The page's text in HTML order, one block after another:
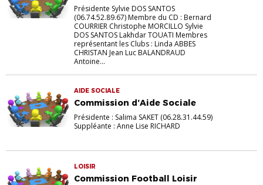
Présidente Sylvie DOS SANTOS
(06.74.52.89.67) Membre du CD : Bernard
COURRIER Christophe MORCILLO Sylvie
DOS SANTOS Lakhdar TOUATI Membres
représentant les Clubs : Linda ABBES
CHRISTAN Jean Luc BALANDRAUD
Antoine...
AIDE SOCIALE
Commission d’Aide Sociale
Présidente : Salima SAKET (06.28.31.44.59)
Suppléante : Anne Lise RICHARD
LOISIR
Commission Football Loisir